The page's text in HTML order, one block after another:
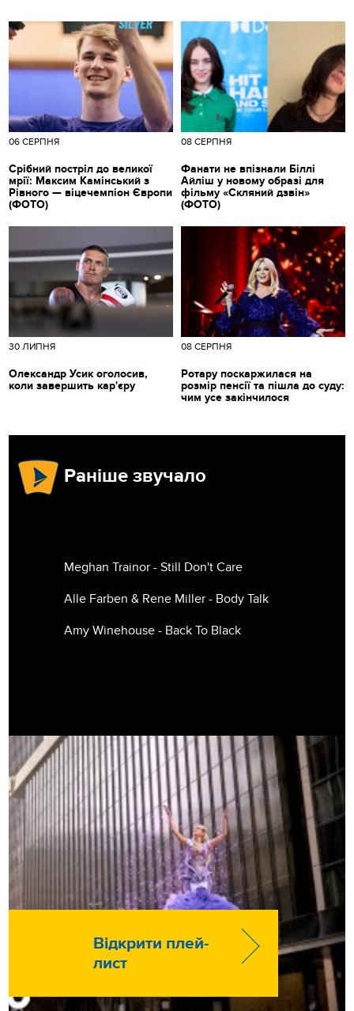
06 СЕРПНЯ
Срібний постріл до великої
мрії: Максим Камінський з
Рівного — віцечемпіон Європи
(ФОТО)
08 СЕРПНЯ
Фанати не впізнали Біллі
Айліш у новому образі для
фільму «Скляний дзвін»
(ФОТО)
30 ЛИПНЯ
Олександр Усик оголосив,
коли завершить кар'єру
08 СЕРПНЯ
Ротару поскаржилася на
розмір пенсії та пішла до суду:
чим усе закінчилося
Раніше звучало
Meghan Trainor - Still Don't Care
Alle Farben & Rene Miller - Body Talk
Amy Winehouse - Back To Black
Відкрити плей-
лист